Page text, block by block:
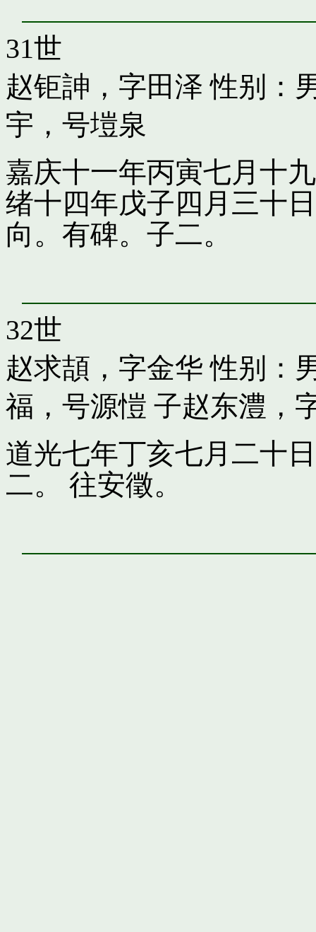
31世
赵钜訷，字田泽 性别：
宇，号塏泉
嘉庆十一年丙寅七月十
绪十四年戊子四月三十
向。有碑。子二。
32世
赵求頡，字金华 性别：
福，号源愷 子赵东澧，
道光七年丁亥七月二十
二。 往安徵。